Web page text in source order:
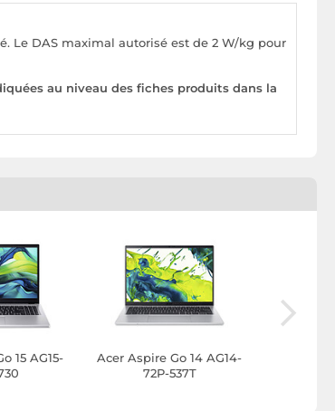
Le DAS maximal autorisé est de 2 W/kg pour
au niveau des fiches produits dans la
15 AG15-
Acer Aspire Go 14 AG14-
72P-537T